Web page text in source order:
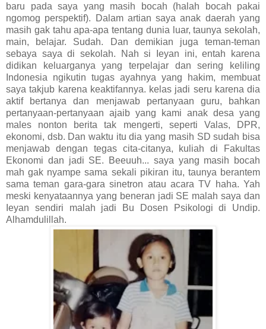
baru pada saya yang masih bocah (halah bocah pakai
ngomog perspektif). Dalam artian saya anak daerah yang
masih gak tahu apa-apa tentang dunia luar, taunya sekolah,
main, belajar. Sudah. Dan demikian juga teman-teman
sebaya saya di sekolah. Nah si Ieyan ini, entah karena
didikan keluarganya yang terpelajar dan sering keliling
Indonesia ngikutin tugas ayahnya yang hakim, membuat
saya takjub karena keaktifannya. kelas jadi seru karena dia
aktif bertanya dan menjawab pertanyaan guru, bahkan
pertanyaan-pertanyaan ajaib yang kami anak desa yang
males nonton berita tak mengerti, seperti Valas, DPR,
ekonomi, dsb. Dan waktu itu dia yang masih SD sudah bisa
menjawab dengan tegas cita-citanya, kuliah di Fakultas
Ekonomi dan jadi SE. Beeuuh... saya yang masih bocah
mah gak nyampe sama sekali pikiran itu, taunya berantem
sama teman gara-gara sinetron atau acara TV haha. Yah
meski kenyataannya yang beneran jadi SE malah saya dan
Ieyan sendiri malah jadi Bu Dosen Psikologi di Undip.
Alhamdulillah.